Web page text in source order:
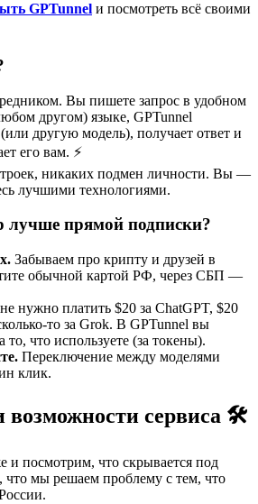
GPTunnel и посмотреть всё своими
Вы пишете запрос в удобном
другом) языке, GPTunnel
другую модель), получает ответ и
его вам. ⚡️
никаких подмен личности. Вы —
лучшими технологиями.
лучше прямой подписки?
Забываем про крипту и друзей в
обычной картой РФ, через СБП —
нужно платить $20 за ChatGPT, $20
то за Grok. В GPTunnel вы
то, что используете (за токены).
Переключение между моделями
клик.
сервиса 🛠
и посмотрим, что скрывается под
что мы решаем проблему с тем, что